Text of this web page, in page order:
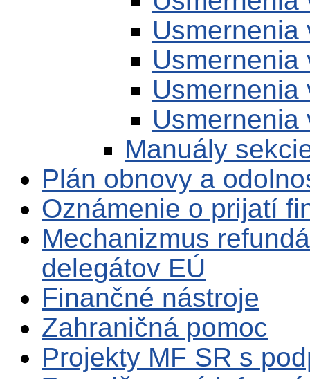
Usmernenia
Usmernenia
Usmernenia
Usmernenia
Manuály
Plán obnovy a
Oznámenie o prijatí
Mechanizmus
delegátov EÚ
Finančné nástroje
Zahraničná pomoc
Projekty MF SR s